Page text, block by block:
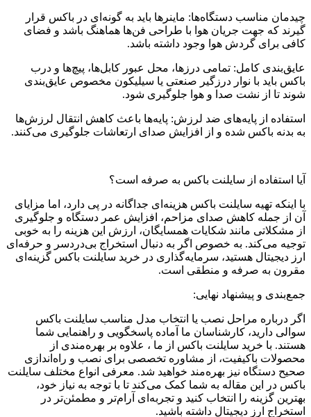
چیدمان مناسب دستگاه‌ها: ماینرها باید به گونه‌ای در باکس قرار
گیرند که جهت جریان هوا با طراحی فن‌ها هماهنگ باشد و فضای
کافی برای گردش هوا وجود داشته باشد.
عایق‌بندی کامل: تمامی درزها، محل عبور کابل‌ها، پیچ‌ها و درب
باکس باید با نوار درزگیر صنعتی یا سیلیکون مخصوص عایق‌بندی
شوند تا از نشت صدا و هوا جلوگیری شود.
استفاده از پایه‌های ضد لرزش: پایه‌ها باعث کاهش انتقال لرزش‌ها
به بدنه باکس شده و از افزایش صدای ارتعاشات جلوگیری می‌کنند.
آیا استفاده از سایلنت باکس به صرفه است؟
با اینکه تهیه سایلنت باکس هزینه‌ای جداگانه در پی دارد، اما مزایای
آن از جمله کاهش صدای مزاحم، افزایش عمر دستگاه و جلوگیری
از مشکلاتی مانند شکایات همسایگان، ارزش این هزینه را به خوبی
توجیه می‌کند. به خصوص اگر به دنبال استخراج بی‌دردسر و حرفه‌ای
ارز دیجیتال هستید، سرمایه‌گذاری در خرید سایلنت باکس گزینه‌ای
مقرون به صرفه و منطقی است.
جمع‌بندی و پیشنهاد نهایی:
اگر درباره مراحل نصب یا انتخاب مدل مناسب سایلنت باکس
سوالی دارید، کارشناسان ما آماده پاسخگویی و راهنمایی شما
هستند. با خرید سایلنت باکس از ما ، علاوه بر بهره‌مندی از
محصولات باکیفیت، از مشاوره تخصصی برای نصب و راه‌اندازی
صحیح دستگاه نیز بهره‌مند خواهید شد. معرفی انواع مختلف سایلنت
باکس در این مقاله به شما کمک می‌کند تا با توجه به نیاز خود،
بهترین گزینه را انتخاب کنید و تجربه‌ای آرام‌تر و مطمئن‌تر در
استخراج ارز دیجیتال داشته باشید.